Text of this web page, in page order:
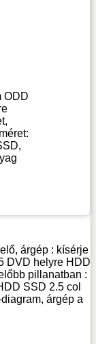
ODD
árgép : kísérje
DVD helyre HDD
pillanatban :
SSD 2.5 col
árgép a